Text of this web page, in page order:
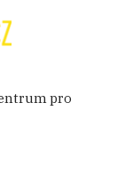
pro